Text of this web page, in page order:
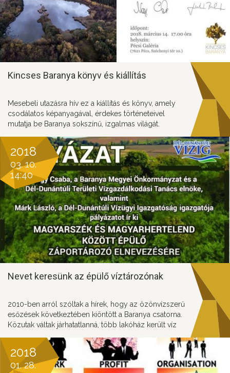
Kincses Baranya könyv és kiállítás
Mesebeli utazásra hív ez a kiállítás és könyv, amely
csodálatos képanyagával, érdekes történeteivel
mutatja be Baranya sokszínű, izgalmas világát.
Nevet keresünk az épülő víztározónak
2018
03. 10.
14:40
2010-ben arról szóltak a hírek, hogy az özönvízszerű
esőzések következtében kiöntött a Baranya csatorna.
Közutak váltak járhatatlanná, több lakóház került víz
szakadtak át. Az ehhez hasonló károk
bekövetkezésének esélyét csökkenti az épülő
záportározó.A beruházás célja a hirtelen lezúduló
2018
01. 28.